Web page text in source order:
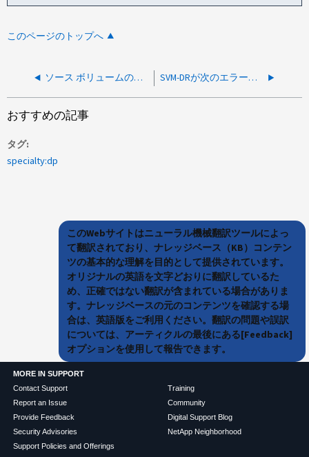
このページのトップへ
ソース ボリュームの保護が解除されるとSVM DRが失敗する SVM-DRが次のエラーで失敗します。Failed to set field "cmddirname" to custom command name
おすすめの記事
タグ
specialty:dp
このWebサイトはニューラル機械翻訳ツールによっ
て翻訳されており、ナレッジベース（KB）コンテン
ツの基本的な理解を目的として提供されています。
オリジナルの英語を文字どおりに翻訳しているた
め、正確ではない翻訳が含まれている場合がありま
す。ナレッジベースの元のコンテンツを確認する場
合は、英語版をご利用ください。翻訳の問題や誤訳
については、アーティクルの最後にある[Feedback]
オプションを使用して報告できます。
MORE IN SUPPORT
Contact Support
Report an Issue
Provide Feedback
Security Advisories
Support Policies and Offerings
Training
Community
Digital Support Blog
NetApp Neighborhood